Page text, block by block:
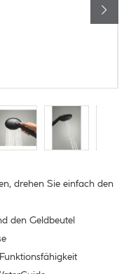
drehen Sie einfach den
den Geldbeutel